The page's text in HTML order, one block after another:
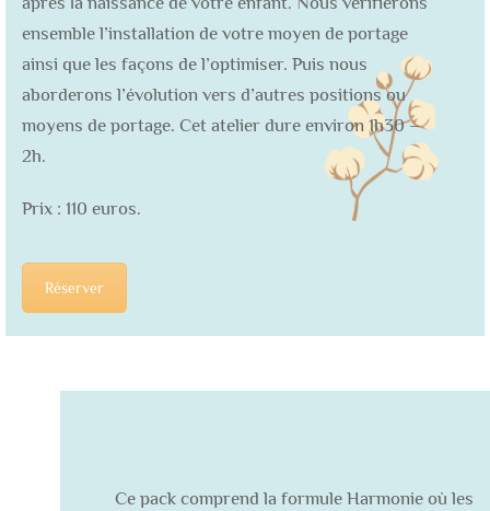
ensemble l’installation de votre moyen de portage
ainsi que les façons de l’optimiser. Puis nous
aborderons l’évolution vers d’autres positions ou
moyens de portage. Cet atelier dure environ 1h30 –
2h.
Prix : 110 euros.
Réserver
Ce pack comprend la formule Harmonie où les